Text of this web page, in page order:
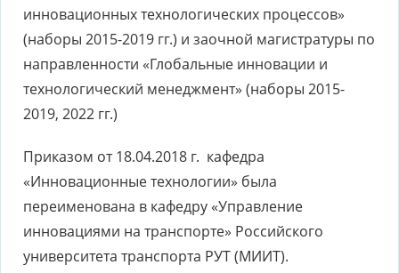
инновационных технологических процессов»
(наборы 2015-2019 гг.) и заочной магистратуры по
направленности «Глобальные инновации и
технологический менеджмент» (наборы 2015-
2019, 2022 гг.)
Приказом от 18.04.2018 г. кафедра
«Инновационные технологии» была
переименована в кафедру «Управление
инновациями на транспорте» Российского
университета транспорта РУТ (МИИТ).